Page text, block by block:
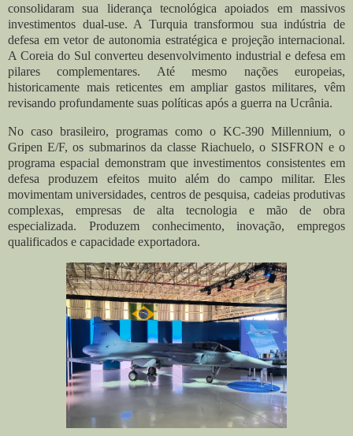
consolidaram sua liderança tecnológica apoiados em massivos
investimentos dual-use. A Turquia transformou sua indústria de
defesa em vetor de autonomia estratégica e projeção internacional.
A Coreia do Sul converteu desenvolvimento industrial e defesa em
pilares complementares. Até mesmo nações europeias,
historicamente mais reticentes em ampliar gastos militares, vêm
revisando profundamente suas políticas após a guerra na Ucrânia.
No caso brasileiro, programas como o KC-390 Millennium, o
Gripen E/F, os submarinos da classe Riachuelo, o SISFRON e o
programa espacial demonstram que investimentos consistentes em
defesa produzem efeitos muito além do campo militar. Eles
movimentam universidades, centros de pesquisa, cadeias produtivas
complexas, empresas de alta tecnologia e mão de obra
especializada. Produzem conhecimento, inovação, empregos
qualificados e capacidade exportadora.